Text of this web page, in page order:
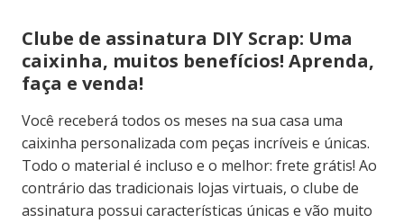
Clube de assinatura DIY Scrap: Uma
caixinha, muitos benefícios! Aprenda,
faça e venda!
Você receberá todos os meses na sua casa uma
caixinha personalizada com peças incríveis e únicas.
Todo o material é incluso e o melhor: frete grátis! Ao
contrário das tradicionais lojas virtuais, o clube de
assinatura possui características únicas e vão muito